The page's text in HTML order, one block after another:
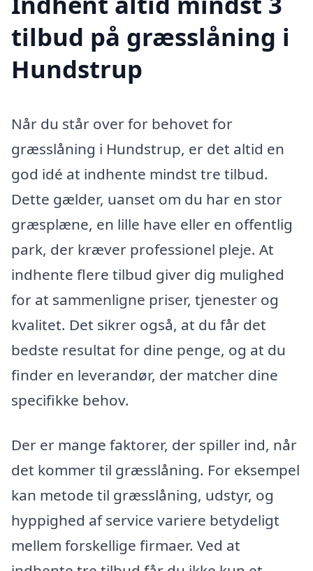
tilbud på græsslåning i
Hundstrup
Når du står over for behovet for
græsslåning i Hundstrup, er det altid en
god idé at indhente mindst tre tilbud.
Dette gælder, uanset om du har en stor
græsplæne, en lille have eller en offentlig
park, der kræver professionel pleje. At
indhente flere tilbud giver dig mulighed
for at sammenligne priser, tjenester og
kvalitet. Det sikrer også, at du får det
bedste resultat for dine penge, og at du
finder en leverandør, der matcher dine
specifikke behov.
Der er mange faktorer, der spiller ind, når
det kommer til græsslåning. For eksempel
kan metode til græsslåning, udstyr, og
hyppighed af service variere betydeligt
mellem forskellige firmaer. Ved at